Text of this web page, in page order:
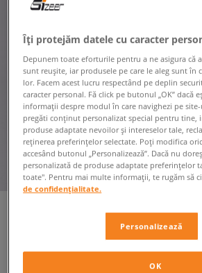
PUMA PANTALONI T7 ALWAYS
ON TRACK PANTS DK CL
Îți protejăm datele cu caracter
Depunem toate eforturile pentru a ne asigura că
sunt reușite, iar produsele pe care le aleg sunt în
lor. Facem acest lucru respectând pe deplin
caracter personal. Fă click pe butonul „OK” dacă
informații despre modul în care navighezi pe
pregăti conținut personalizat special pentru tine,
produse adaptate nevoilor și intereselor tale,
reținerea preferințelor selectate. Poți modifica
accesând butonul „Personalizează”. Dacă nu
personalizată de produse adaptate preferințelor
toate". Pentru mai multe informații, te rugăm să
de confidențialitate.
Personalizează
OK